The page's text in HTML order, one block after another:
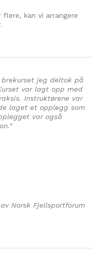
kan vi arrangere
jeg deltok på
var lagt opp med
Instruktørene var
laget et opplegg som
var også
“
Norsk Fjellsportforum